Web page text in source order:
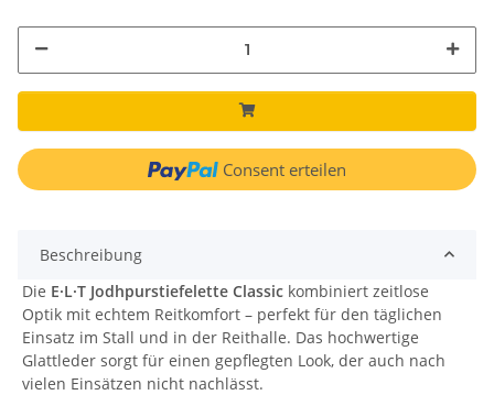
Consent erteilen
Beschreibung
Die E·L·T Jodhpurstiefelette Classic kombiniert zeitlose
Optik mit echtem Reitkomfort – perfekt für den täglichen
Einsatz im Stall und in der Reithalle. Das hochwertige
Glattleder sorgt für einen gepflegten Look, der auch nach
vielen Einsätzen nicht nachlässt.